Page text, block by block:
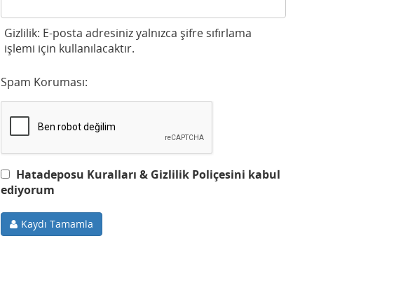
Gizlilik: E-posta adresiniz yalnızca şifre sıfırlama
işlemi için kullanılacaktır.
Spam Koruması:
Hatadeposu Kuralları & Gizlilik Poliçesini kabul
ediyorum
Kaydı Tamamla